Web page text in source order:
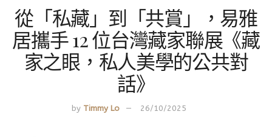
從「私藏」到「共賞」，易雅
居攜手 12 位台灣藏家聯展《藏
家之眼，私人美學的公共對
話》
by Timmy Lo 26/10/2025